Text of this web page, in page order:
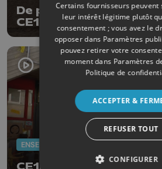
De plus en plus
CE1D et CESS à la
des épreuves
Certains fournisseurs peuvent
leur intérêt légitime plutôt
consentement ; vous avez le
opposer dans Paramètres
pouvez retirer votre
moment dans Paramètres
Politique de
ACCEPTER &
REFUSER TOUT
CONFIGURER